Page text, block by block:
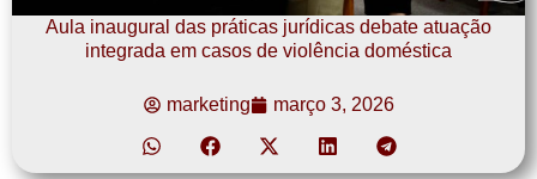
Aula inaugural das práticas jurídicas debate atuação
integrada em casos de violência doméstica
marketing março 3, 2026